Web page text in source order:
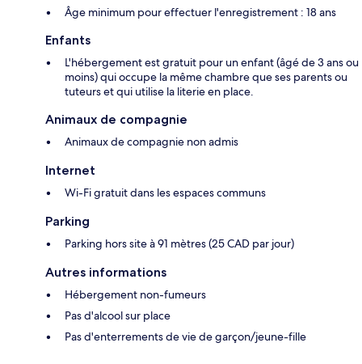
Âge minimum pour effectuer l'enregistrement : 18 ans
Enfants
L'hébergement est gratuit pour un enfant (âgé de 3 ans ou
moins) qui occupe la même chambre que ses parents ou
tuteurs et qui utilise la literie en place.
Animaux de compagnie
Animaux de compagnie non admis
Internet
Wi-Fi gratuit dans les espaces communs
Parking
Parking hors site à 91 mètres (25 CAD par jour)
Autres informations
Hébergement non-fumeurs
Pas d'alcool sur place
Pas d'enterrements de vie de garçon/jeune-fille